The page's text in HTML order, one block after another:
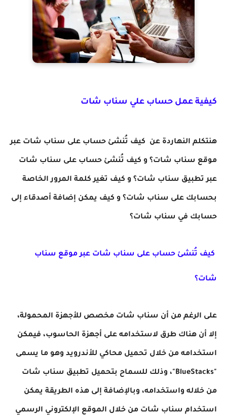
كيفية عمل حساب علي سناب شات
هنتكلم النهاردة عن كيف تُنشئ حساب على سناب شات عبر
موقع سناب شات؟ و كيف تُنشئ حساب على سناب شات
عبر تطبيق سناب شات؟ و كيف تغير كلمة المرور الخاصة
بحسابك على سناب شات؟ و كيف يمكن إضافة أصدقاء إلى
حسابك في سناب شات؟
كيف تُنشئ حساب على سناب شات عبر موقع سناب
شات؟
على الرغم من أن سناب شات مخصص للأجهزة المحمولة،
إلا أن هناك طرق لاستخدامه على أجهزة الحاسوب، فيمكن
استخدامه من خلال تحميل محاكي للأندرويد وهو ما يسمى
"BlueStacks"، وذلك للسماح بتحميل تطبيق سناب شات
من خلاله واستخدامه، وبالإضافة إلى هذه الطريقة يمكن
استخدام سناب شات من خلال الموقع الإلكتروني الرسمي